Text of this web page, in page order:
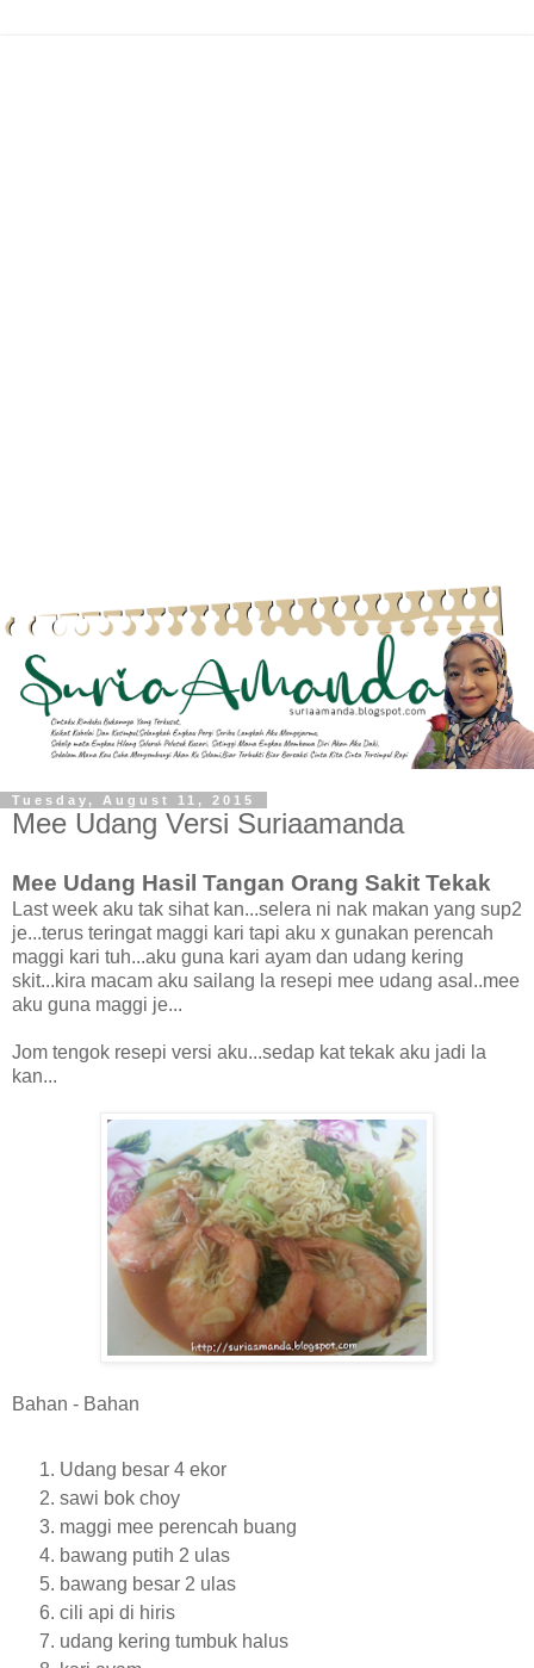
Tuesday, August 11, 2015
Mee Udang Versi Suriaamanda
Mee Udang Hasil Tangan Orang Sakit Tekak
Last week aku tak sihat kan...selera ni nak makan yang sup2
je...terus teringat maggi kari tapi aku x gunakan perencah
maggi kari tuh...aku guna kari ayam dan udang kering
skit...kira macam aku sailang la resepi mee udang asal..mee
aku guna maggi je...
Jom tengok resepi versi aku...sedap kat tekak aku jadi la
kan...
Bahan - Bahan
Udang besar 4 ekor
sawi bok choy
maggi mee perencah buang
bawang putih 2 ulas
bawang besar 2 ulas
cili api di hiris
udang kering tumbuk halus